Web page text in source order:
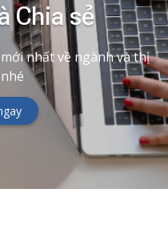
Chia sẻ
nhất về ngành và thị